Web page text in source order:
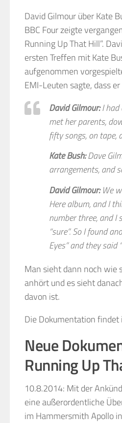
David Gilmour über Kate
BBC Four zeigte
Running Up That Hill”.
ersten Treffen mit Kate
aufgenommen
EMI-Leuten sagte, dass
David Gilmour:I had
met her parents,
fifty songs, on tape,
Kate Bush:Dave
arrangements, and
David Gilmour:We
Here album, and I
number three, and I
“sure”. So I found
Eyes” and they said
Man sieht dann noch wie
anhört und es sieht
davon ist.
Die Dokumentation findet
Neue
Running Up
10.8.2014: Mit der
eine außerordentliche
im HammersmithApollo